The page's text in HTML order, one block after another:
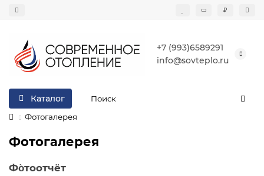
₽
+7 (993)6589291
info@sovteplo.ru
Каталог
Фотогалерея
Фотогалерея
Фо̀тоотчёт